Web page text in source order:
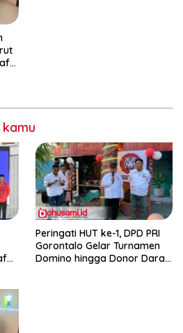
Peringati HUT ke-1, DPD PRI
Gorontalo Gelar Turnamen
Domino hingga Donor Darah